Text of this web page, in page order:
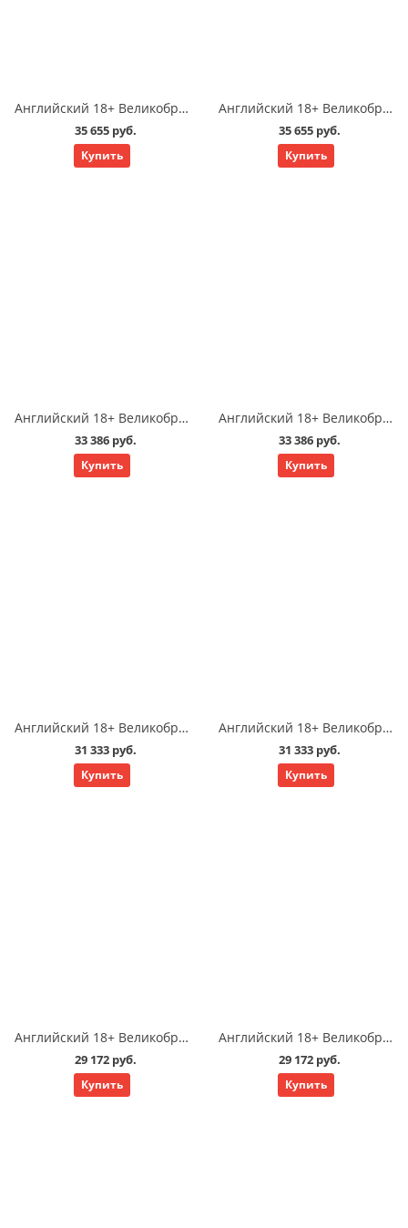
Английский 18+ Великобритания Саутгемптон: язык взрослый подготовка к экзаменам Cambridge exam 25 у/нед
35 655 руб.
Купить
Английский 18+ Великобритания Саутгемптон: язык взрослый общий стандартный 25 у/нед
35 655 руб.
Купить
Английский 18+ Великобритания Саутгемптон: язык взрослый подготовка к экзаменам Cambridge exam 23 у/нед
33 386 руб.
Купить
Английский 18+ Великобритания Саутгемптон: язык взрослый общий стандартный 23 у/нед
33 386 руб.
Купить
Английский 18+ Великобритания Саутгемптон: язык взрослый подготовка к экзаменам Cambridge exam 21 у/нед
31 333 руб.
Купить
Английский 18+ Великобритания Саутгемптон: язык взрослый общий стандартный 21 у/нед
31 333 руб.
Купить
Английский 18+ Великобритания Саутгемптон: язык взрослый подготовка к экзаменам Cambridge exam 19 у/нед
29 172 руб.
Купить
Английский 18+ Великобритания Саутгемптон: язык взрослый общий стандартный 19 у/нед
29 172 руб.
Купить